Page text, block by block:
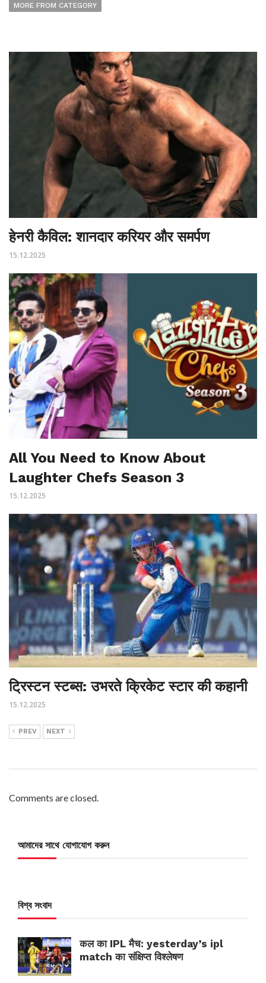
MORE FROM CATEGORY
हेनरी कैविल: शानदार करियर और समर्पण
15.12.2025
All You Need to Know About
Laughter Chefs Season 3
15.12.2025
ट्रिस्टन स्टब्स: उभरते क्रिकेट स्टार की कहानी
15.12.2025
PREV NEXT
Comments are closed.
আমাদের সাথে যোগাযোগ করুন
বিশ্ব সংবাদ
कल का IPL मैच: yesterday’s ipl
match का संक्षिप्त विश्लेषण